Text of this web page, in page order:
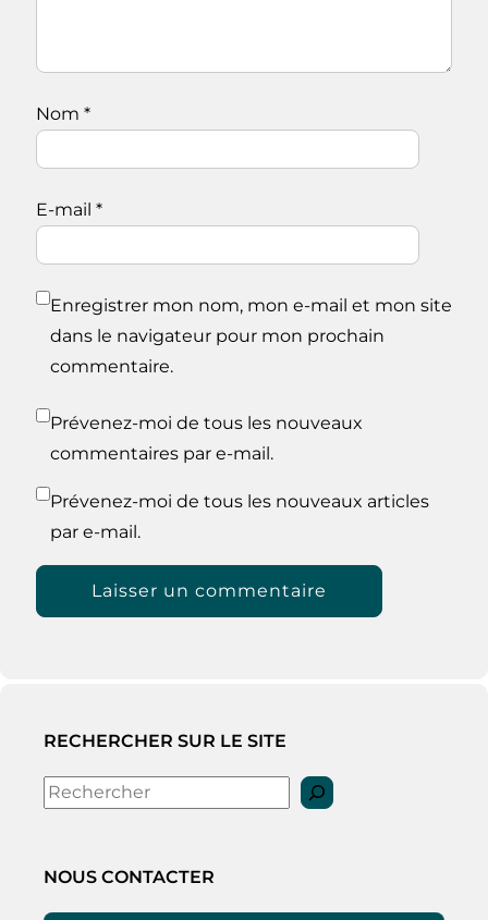
Nom *
E-mail *
Enregistrer mon nom, mon e-mail et mon site
dans le navigateur pour mon prochain
commentaire.
Prévenez-moi de tous les nouveaux
commentaires par e-mail.
Prévenez-moi de tous les nouveaux articles
par e-mail.
RECHERCHER SUR LE SITE
Rechercher
NOUS CONTACTER